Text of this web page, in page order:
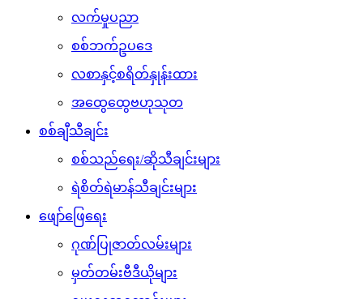
လက်မှုပညာ
စစ်ဘက်ဥပဒေ
လစာနှင့်စရိတ်နှုန်းထား
အထွေထွေဗဟုသုတ
စစ်ချီသီချင်း
စစ်သည်ရေး/ဆိုသီချင်းများ
ရဲစိတ်ရဲမာန်သီချင်းများ
ဖျော်ဖြေရေး
ဂုဏ်ပြုဇာတ်လမ်းများ
မှတ်တမ်းဗီဒီယိုများ